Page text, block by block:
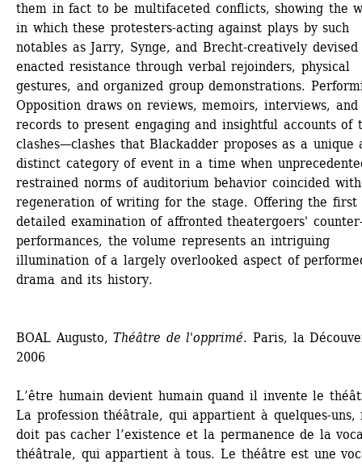
them in fact to be multifaceted conflicts, showing the
in which these protesters-acting against plays by such
notables as Jarry, Synge, and Brecht-creatively devised
enacted resistance through verbal rejoinders, physical
gestures, and organized group demonstrations.
Opposition draws on reviews, memoirs, interviews,
records to present engaging and insightful accounts of
clashes—clashes that Blackadder proposes as a unique
distinct category of event in a time when
restrained norms of auditorium behavior coincided
regeneration of writing for the stage. Offering the first
detailed examination of affronted theatergoers'
performances, the volume represents an intriguing
illumination of a largely overlooked aspect of
drama and its history.
BOAL Augusto, Théâtre de l'opprimé. Paris, la
2006
L’être humain devient humain quand il invente le
La profession théâtrale, qui appartient à quelques-uns,
doit pas cacher l’existence et la permanence de la
théâtrale, qui appartient à tous. Le théâtre est une